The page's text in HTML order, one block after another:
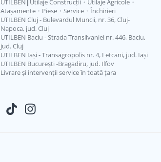
UTILBEN┃Utilaje Construcții・Utilaje Agricole・
Atașamente・Piese・Service・Închirieri
UTILBEN Cluj - Bulevardul Muncii, nr. 36, Cluj-
Napoca, jud. Cluj
UTILBEN Baciu - Strada Transilvaniei nr. 446, Baciu,
jud. Cluj
UTILBEN Iași - Transagropolis nr. 4, Lețcani, jud. Iași
UTILBEN București -Bragadiru, jud. Ilfov
Livrare și intervenții service în toată țara